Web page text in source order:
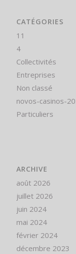
CATÉGORIES
11
4
Collectivités
Entreprises
Non classé
novos-casinos-
Particuliers
ARCHIVE
août 2026
juillet 2026
juin 2024
mai 2024
février 2024
décembre 2023